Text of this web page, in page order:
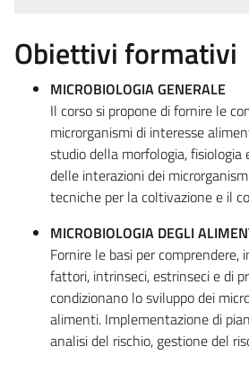
Obiettivi formativi
MICROBIOLOGIA GENERALE
Il corso si propone di fornire le
microrganismi di interesse
studio della morfologia, fisiologia
delle interazioni dei
tecniche per la coltivazione e il
MICROBIOLOGIA DEGLI
Fornire le basi per
fattori, intrinseci, estrinseci e di
condizionano lo sviluppo dei
alimenti. Implementazione di
analisi del rischio, gestione del